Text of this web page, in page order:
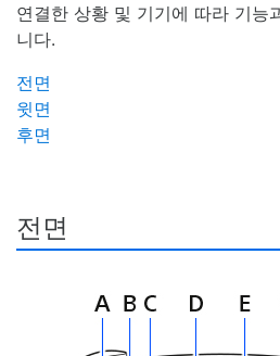
연결한 상황 및 기기에 따라 기능
니다.
전면
윗면
후면
전면